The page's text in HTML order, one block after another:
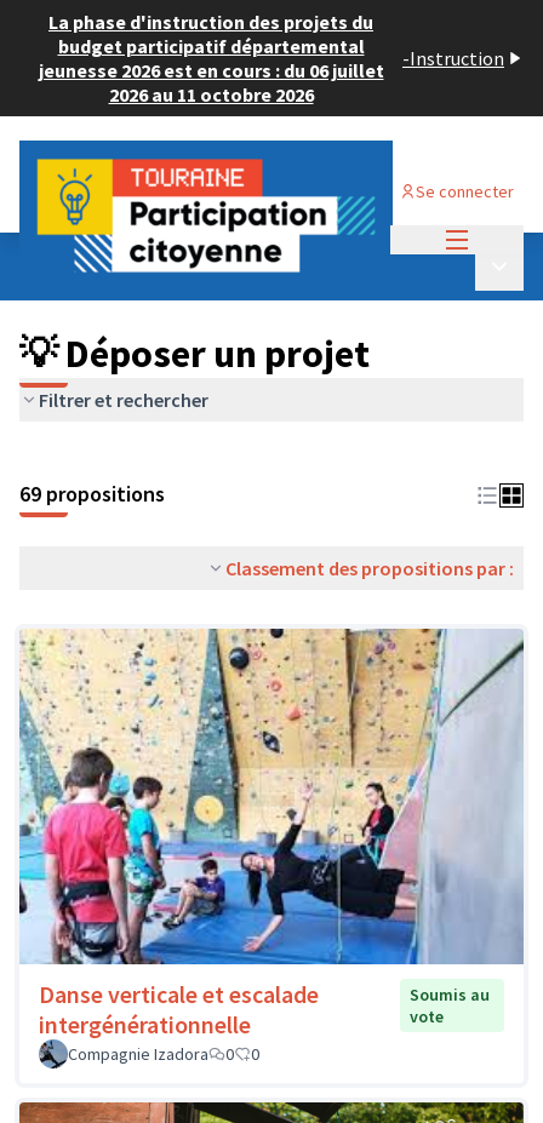
La phase d'instruction des projets du
budget participatif départemental
jeunesse 2026 est en cours : du 06 juillet
2026 au 11 octobre 2026
-Instruction
Se connecter
Budget Participatif ADULTE 2024
💡 Déposer un projet
💡 Déposer un projet
Filtrer et rechercher
69 propositions
Classement des propositions par :
Danse verticale et escalade
intergénérationnelle
Soumis au
vote
Compagnie Izadora
0 0